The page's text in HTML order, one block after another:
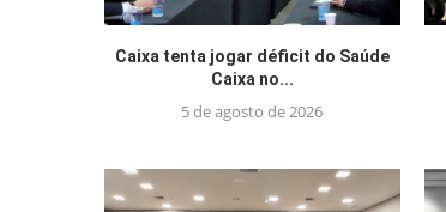
Caixa tenta jogar déficit do Saúde
Caixa no...
5 de agosto de 2026